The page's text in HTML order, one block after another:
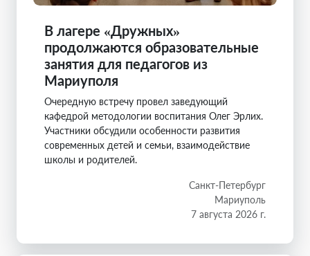
В лагере «Дружных»
продолжаются образовательные
занятия для педагогов из
Мариуполя
Очередную встречу провел заведующий
кафедрой методологии воспитания Олег Эрлих.
Участники обсудили особенности развития
современных детей и семьи, взаимодействие
школы и родителей.
Санкт-Петербург
Мариуполь
7 августа 2026 г.